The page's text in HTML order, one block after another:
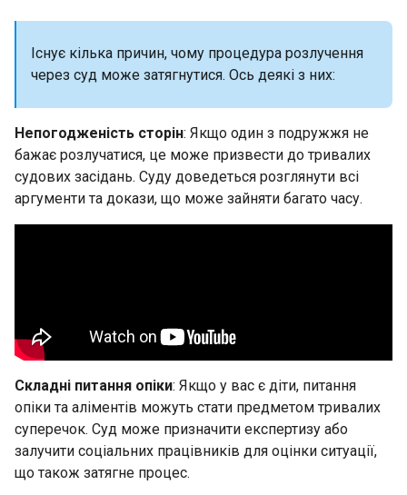
Існує кілька причин, чому процедура розлучення
через суд може затягнутися. Ось деякі з них:
Непогодженість сторін: Якщо один з подружжя не
бажає розлучатися, це може призвести до тривалих
судових засідань. Суду доведеться розглянути всі
аргументи та докази, що може зайняти багато часу.
Складні питання опіки: Якщо у вас є діти, питання
опіки та аліментів можуть стати предметом тривалих
суперечок. Суд може призначити експертизу або
залучити соціальних працівників для оцінки ситуації,
що також затягне процес.